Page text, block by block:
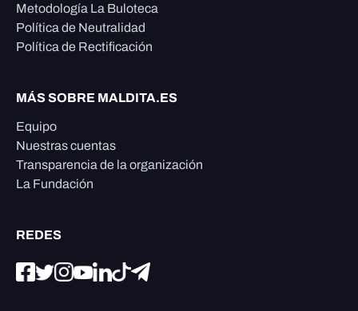
Metodología La Buloteca
Política de Neutralidad
Política de Rectificación
MÁS SOBRE MALDITA.ES
Equipo
Nuestras cuentas
Transparencia de la organización
La Fundación
REDES